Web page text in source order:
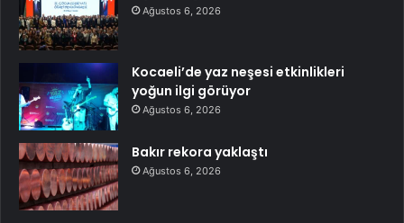
Ağustos 6, 2026
Kocaeli’de yaz neşesi etkinlikleri
yoğun ilgi görüyor
Ağustos 6, 2026
Bakır rekora yaklaştı
Ağustos 6, 2026